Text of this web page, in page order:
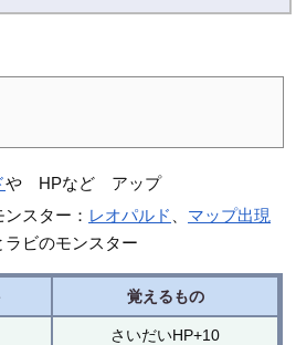
や HPなど アップ
スター： レオパルド
マップ出現
ラビのモンスター
覚えるもの
さいだいHP+10